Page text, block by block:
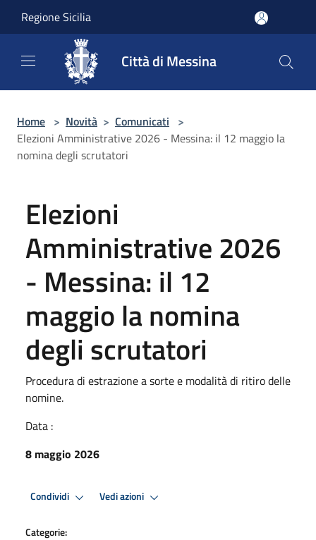
Regione Sicilia
Città di Messina
Home > Novità > Comunicati >
Elezioni Amministrative 2026 - Messina: il 12 maggio la
nomina degli scrutatori
Elezioni
Amministrative 2026
- Messina: il 12
maggio la nomina
degli scrutatori
Procedura di estrazione a sorte e modalità di ritiro delle
nomine.
Data :
8 maggio 2026
Condividi Vedi azioni
Categorie: